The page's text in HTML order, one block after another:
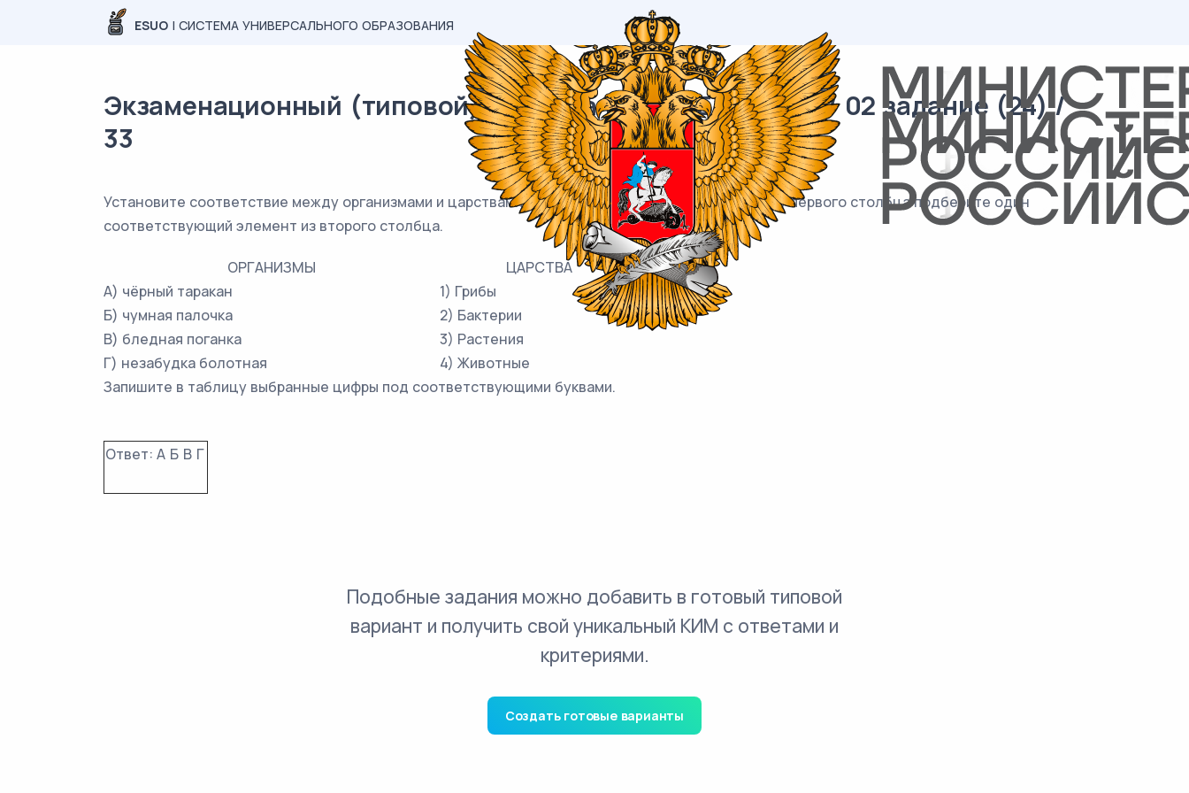
ESUO | СИСТЕМА УНИВЕРСАЛЬНОГО ОБРАЗОВАНИЯ
Экзаменационный (типовой) материал ОГЭ / Биология / 02 задание (24) /
33
Установите соответствие между организмами и царствами живой природы: к каждому элементу первого столбца подберите один
соответствующий элемент из второго столбца.
ОРГАНИЗМЫ
ЦАРСТВА
А) чёрный таракан
Б) чумная палочка
В) бледная поганка
Г) незабудка болотная
1) Грибы
2) Бактерии
3) Растения
4) Животные
Запишите в таблицу выбранные цифры под соответствующими буквами.
Ответ: А Б В Г
Подобные задания можно добавить в готовый типовой
вариант и получить свой уникальный КИМ с ответами и
критериями.
Создать готовые варианты